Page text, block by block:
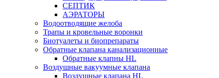
СЕПТИК
АЭРАТОРЫ
Водоотводящие желоба
Трапы и кровельные воронки
Биотуалеты и биопрепараты
Обратные клапана канализационные
Обратные клапны HL
Воздушные вакуумные клапана
Воздушные клапана HL